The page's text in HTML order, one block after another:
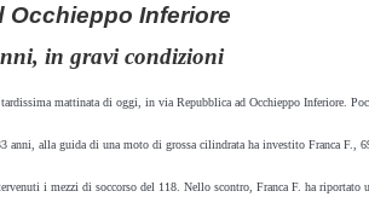
Occhieppo Inferiore
in gravi condizioni
mattinata di oggi, in via Repubblica ad Occhieppo Inferiore.
anni, alla guida di una moto di grossa cilindrata ha investito Franca F.,
i mezzi di soccorso del 118. Nello scontro, Franca F. ha riportato